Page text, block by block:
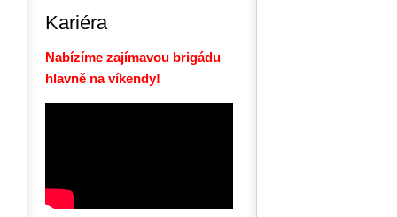
Kariéra
Nabízíme zajímavou brigádu
hlavně na víkendy!